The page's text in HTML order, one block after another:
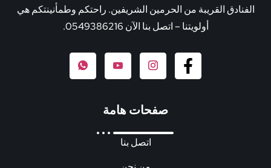
الفنادق القريبة من الحرمين الشريفين. راحتكم وطمأنينتكم هي
أولويتنا – اتصل بنا الآن 0549386216.
صفحات هامة
اتصل بنا